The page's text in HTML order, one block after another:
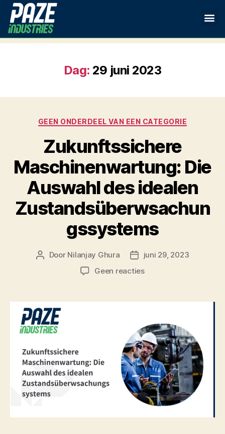
Dag: 29 juni 2023
GEEN ONDERDEEL VAN EEN CATEGORIE
Zukunftssichere
Maschinenwartung: Die
Auswahl des idealen
Zustandsüberwsachun
gssystems
Door Nilanjay Ghura
juni 29, 2023
Geen reacties